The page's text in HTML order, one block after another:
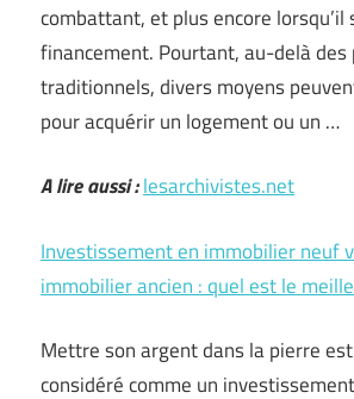
combattant, et plus encore lorsqu’il
financement. Pourtant, au-delà
traditionnels, divers moyens
pour acquérir un logement ou un …
A lire aussi :lesarchivistes.net
Investissement en immobilier neuf
immobilier ancien : quel est le
Mettre son argent dans la pierre
considéré comme un